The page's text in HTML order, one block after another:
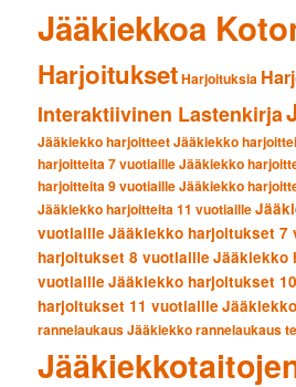
Jääkiekkoa
HarjoituksetHarjoituksia
Interaktiivinen Lastenkirja
Jääkiekko harjoitteetJääkiekko
harjoitteita 7 vuotiailleJääkiekko
harjoitteita 9 vuotiailleJääkiekko
Jääkiekko harjoitteita 11 vuotiaille
vuotiaille Jääkiekko harjoitukset 7
harjoitukset 8 vuotiaille Jääkiekko
vuotiaille Jääkiekko harjoitukset
harjoitukset 11 vuotiaille
rannelaukausJääkiekko rannelaukaus